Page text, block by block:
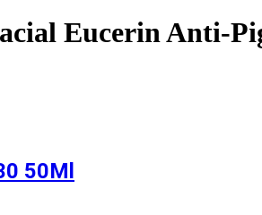
Eucerin Anti-
50Ml